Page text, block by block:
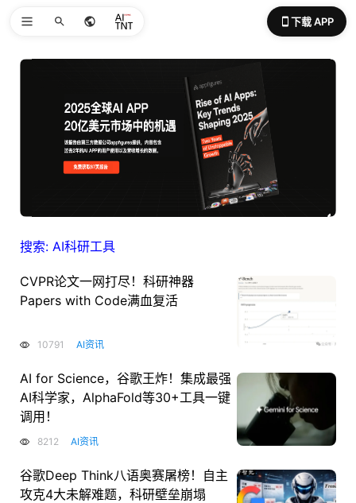
下载 APP
搜索: AI科研工具
CVPR论文一网打尽！科研神器
Papers with Code满血复活
10791 AI资讯
AI for Science，谷歌王炸！集成最强
AI科学家，AlphaFold等30+工具一键
调用！
8212 AI资讯
谷歌Deep Think八语奥赛屠榜！自主
攻克4大未解难题，科研壁垒崩塌